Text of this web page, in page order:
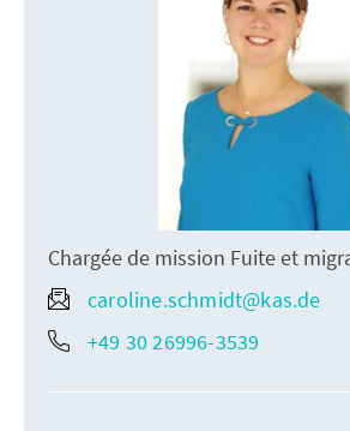
Chargée de mission Fuite et
caroline.schmidt@kas.de
+49 30 26996-3539